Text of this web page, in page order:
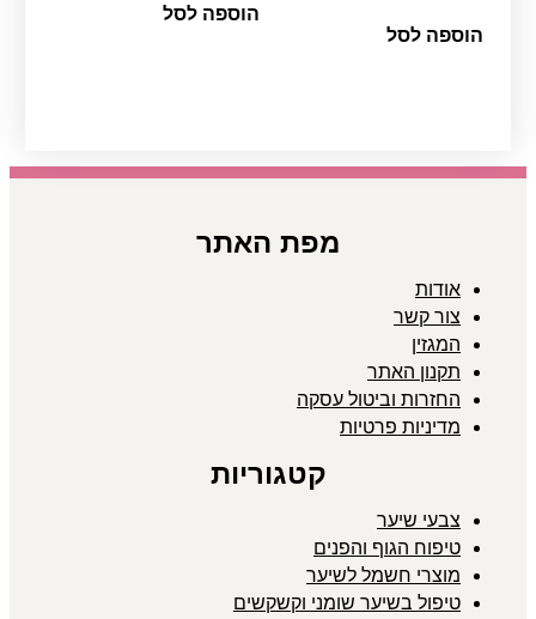
הוספה לסל
הוספה לסל
מפת האתר
אודות
צור קשר
המגזין
תקנון האתר
החזרות וביטול עסקה
מדיניות פרטיות
קטגוריות
צבעי שיער
טיפוח הגוף והפנים
מוצרי חשמל לשיער
טיפול בשיער שומני וקשקשים